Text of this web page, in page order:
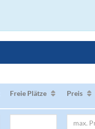
Freie Plätze Preis